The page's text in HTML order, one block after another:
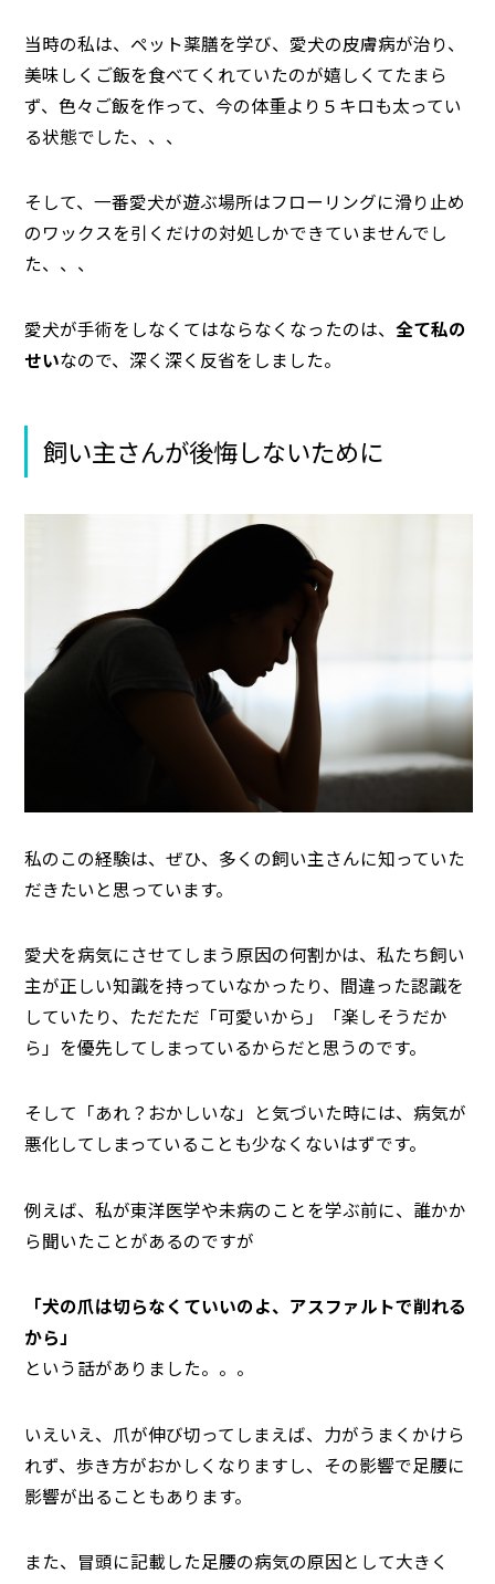
当時の私は、ペット薬膳を学び、愛犬の皮膚病が治り、
美味しくご飯を食べてくれていたのが嬉しくてたまら
ず、色々ご飯を作って、今の体重より５キロも太ってい
る状態でした、、、
そして、一番愛犬が遊ぶ場所はフローリングに滑り止め
のワックスを引くだけの対処しかできていませんでし
た、、、
愛犬が手術をしなくてはならなくなったのは、全て私の
せいなので、深く深く反省をしました。
飼い主さんが後悔しないために
私のこの経験は、ぜひ、多くの飼い主さんに知っていた
だきたいと思っています。
愛犬を病気にさせてしまう原因の何割かは、私たち飼い
主が正しい知識を持っていなかったり、間違った認識を
していたり、ただただ「可愛いから」「楽しそうだか
ら」を優先してしまっているからだと思うのです。
そして「あれ？おかしいな」と気づいた時には、病気が
悪化してしまっていることも少なくないはずです。
例えば、私が東洋医学や未病のことを学ぶ前に、誰かか
ら聞いたことがあるのですが
「犬の爪は切らなくていいのよ、アスファルトで削れる
から」
という話がありました。。。
いえいえ、爪が伸び切ってしまえば、力がうまくかけら
れず、歩き方がおかしくなりますし、その影響で足腰に
影響が出ることもあります。
また、冒頭に記載した足腰の病気の原因として大きく